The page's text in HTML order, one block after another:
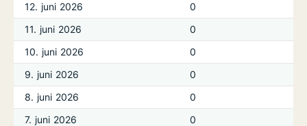
12. juni 2026
0
11. juni 2026
0
10. juni 2026
0
9. juni 2026
0
8. juni 2026
0
7. juni 2026
0